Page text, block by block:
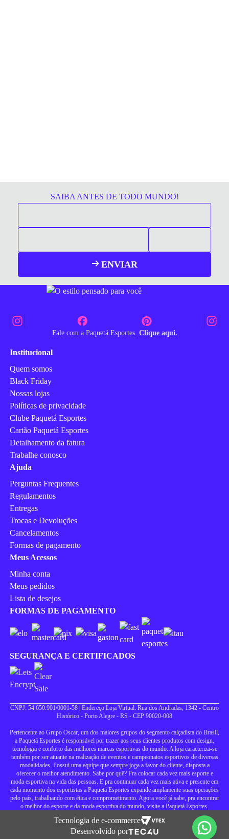
SAIBA ANTES DE TODO MUNDO!
ENVIAR
Fale com a Paquetá Esportes. Clique aqui.
Institucional
Quem somos
Black Friday
Nossas lojas
Políticas de privacidade
Clube Paquetá Esportes
Cartão Paquetá Esportes
Detalhamento da fatura
Trabalhe conosco
Ajuda
Perguntas Frequentes
Regulamentos
Entregas
Trocas e Devoluções
Cancelamentos
Formas de pagamento
Meus Acessos
Minha conta
Meus pedidos
Lista de desejos
FORMAS DE PAGAMENTO
SEGURANÇA E CERTIFICADOS
CNPJ: 54.650.901/0001-58 | Endereço Loja Virtual: Rua dos Andradas, 1342 - Centro
Histórico - Porto Alegre - RS - CEP 90020-008
Pertencente ao Grupo Oscar, um dos maiores grupos do segmento calçadista do Brasil,
a Paquetá Esportes é responsável por trazer aos seus clientes produtos com design,
tecnologia e conforto das melhores marcas esportivas do mundo. A loja caracteriza-se
também por ser atuante na realização de eventos e campeonatos esportivos de diversas
modalidades. Possui uma equipe que sempre joga a favor do cliente, disposta a
oferecer o melhor atendimento. Sabe por quê? Pra colocar cada vez mais esporte e
moda esportiva na vida das pessoas. E pra continuar cada vez mais ativa e presente em
cada momento dos esportistas a Paquetá Esportes expande amplamente suas operações
pelo país, trabalhando com ética e comprometimento. Agora você já sabe, pra encontrar
o melhor do esporte e da moda esportiva do mundo, visite a Paquetá Esportes.
Tecnologia de e-commerce
Desenvolvido por